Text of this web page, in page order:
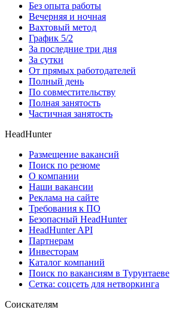
Без опыта работы
Вечерняя и ночная
Вахтовый метод
График 5/2
За последние три дня
За сутки
От прямых работодателей
Полный день
По совместительству
Полная занятость
Частичная занятость
HeadHunter
Размещение вакансий
Поиск по резюме
О компании
Наши вакансии
Реклама на сайте
Требования к ПО
Безопасный HeadHunter
HeadHunter API
Партнерам
Инвесторам
Каталог компаний
Поиск по вакансиям в Турунтаеве
Сетка: соцсеть для нетворкинга
Соискателям